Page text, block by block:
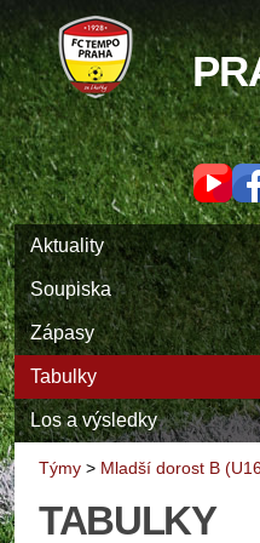
Aktuality
Soupiska
Zápasy
Tabulky
Los a výsledky
Týmy > Mladší dorost B
TABULKY